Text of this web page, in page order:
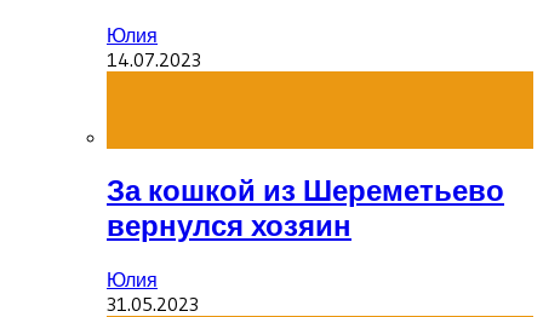
Юлия
14.07.2023
За кошкой из Шереметьево
вернулся хозяин
Юлия
31.05.2023